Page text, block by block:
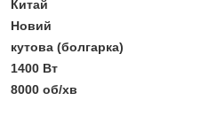
Китай
Новий
кутова (болгарка)
1400 Вт
8000 об/хв